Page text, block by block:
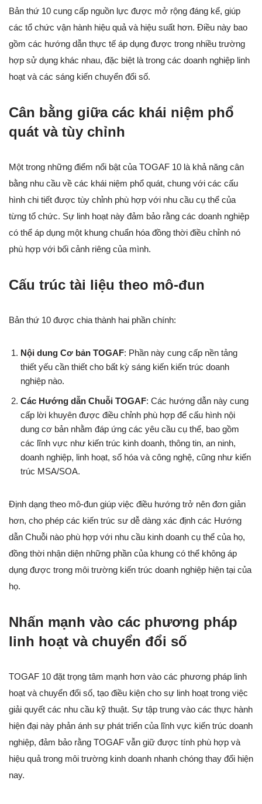
Bản thứ 10 cung cấp nguồn lực được mở rộng đáng kể, giúp
các tổ chức vận hành hiệu quả và hiệu suất hơn. Điều này bao
gồm các hướng dẫn thực tế áp dụng được trong nhiều trường
hợp sử dụng khác nhau, đặc biệt là trong các doanh nghiệp linh
hoạt và các sáng kiến chuyển đổi số.
Cân bằng giữa các khái niệm phổ
quát và tùy chỉnh
Một trong những điểm nổi bật của TOGAF 10 là khả năng cân
bằng nhu cầu về các khái niệm phổ quát, chung với các cấu
hình chi tiết được tùy chỉnh phù hợp với nhu cầu cụ thể của
từng tổ chức. Sự linh hoạt này đảm bảo rằng các doanh nghiệp
có thể áp dụng một khung chuẩn hóa đồng thời điều chỉnh nó
phù hợp với bối cảnh riêng của mình.
Cấu trúc tài liệu theo mô-đun
Bản thứ 10 được chia thành hai phần chính:
Nội dung Cơ bản TOGAF: Phần này cung cấp nền tảng
thiết yếu cần thiết cho bất kỳ sáng kiến kiến trúc doanh
nghiệp nào.
Các Hướng dẫn Chuỗi TOGAF: Các hướng dẫn này cung
cấp lời khuyên được điều chỉnh phù hợp để cấu hình nội
dung cơ bản nhằm đáp ứng các yêu cầu cụ thể, bao gồm
các lĩnh vực như kiến trúc kinh doanh, thông tin, an ninh,
doanh nghiệp, linh hoạt, số hóa và công nghệ, cũng như kiến
trúc MSA/SOA.
Định dạng theo mô-đun giúp việc điều hướng trở nên đơn giản
hơn, cho phép các kiến trúc sư dễ dàng xác định các Hướng
dẫn Chuỗi nào phù hợp với nhu cầu kinh doanh cụ thể của họ,
đồng thời nhận diện những phần của khung có thể không áp
dụng được trong môi trường kiến trúc doanh nghiệp hiện tại của
họ.
Nhấn mạnh vào các phương pháp
linh hoạt và chuyển đổi số
TOGAF 10 đặt trọng tâm mạnh hơn vào các phương pháp linh
hoạt và chuyển đổi số, tạo điều kiện cho sự linh hoạt trong việc
giải quyết các nhu cầu kỹ thuật. Sự tập trung vào các thực hành
hiện đại này phản ánh sự phát triển của lĩnh vực kiến trúc doanh
nghiệp, đảm bảo rằng TOGAF vẫn giữ được tính phù hợp và
hiệu quả trong môi trường kinh doanh nhanh chóng thay đổi hiện
nay.